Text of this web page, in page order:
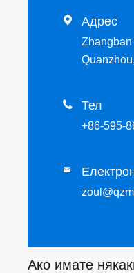
 Адрес
Zhangban
 Тел
+86-595-

Ако имате